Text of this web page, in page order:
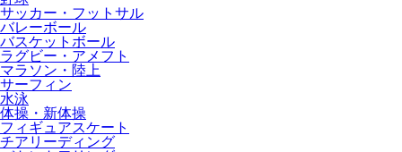
サッカー・フットサル
バレーボール
バスケットボール
ラグビー・アメフト
マラソン・陸上
サーフィン
水泳
体操・新体操
フィギュアスケート
チアリーディング